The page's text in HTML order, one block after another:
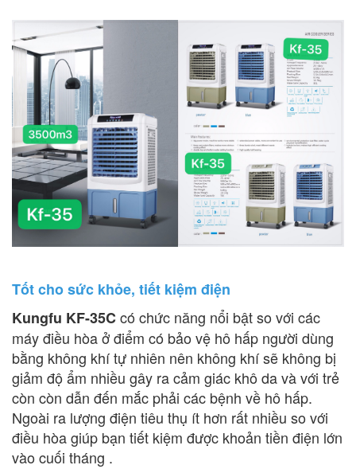
Tốt cho sức khỏe, tiết kiệm điện
Kungfu KF-35Ccó chức năng nổi bật so với các
máy điều hòa ở điểm có bảo vệ hô hấp người dùng
bằng không khí tự nhiên nên không khí sẽ không bị
giảm độ ẩm nhiều gây ra cảm giác khô da và với trẻ
còn còn dẫn đến mắc phải các bệnh về hô hấp.
Ngoài ra lượng điện tiêu thụ ít hơn rất nhiều so với
điều hòa giúp bạn tiết kiệm được khoản tiền điện lớn
vào cuối tháng .